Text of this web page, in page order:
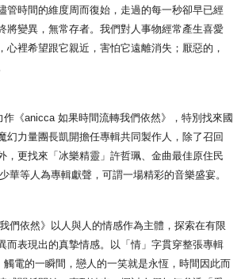
管時間的維度周而復始，走過的每一秒卻早已經
將變異，無常存者。我們對人事物經常產生喜愛
心裡希望跟它親近，害怕它遠離消失；厭惡的，
《anicca 如果時間流轉我們依然》，特別找來國
幻力量團長凱開擔任專輯共同製作人，除了召回
，更找來「冰樂精靈」許哲珮、金曲最佳原住民
華等人為專輯獻聲，可謂一場精彩的音樂盛宴。
們依然》以人與人的情感作為主體，探索在有限
而表現出的真摯情感。以「情」字貫穿整張專輯
電的一瞬間，戀人的一笑就是永恆，時間因此而